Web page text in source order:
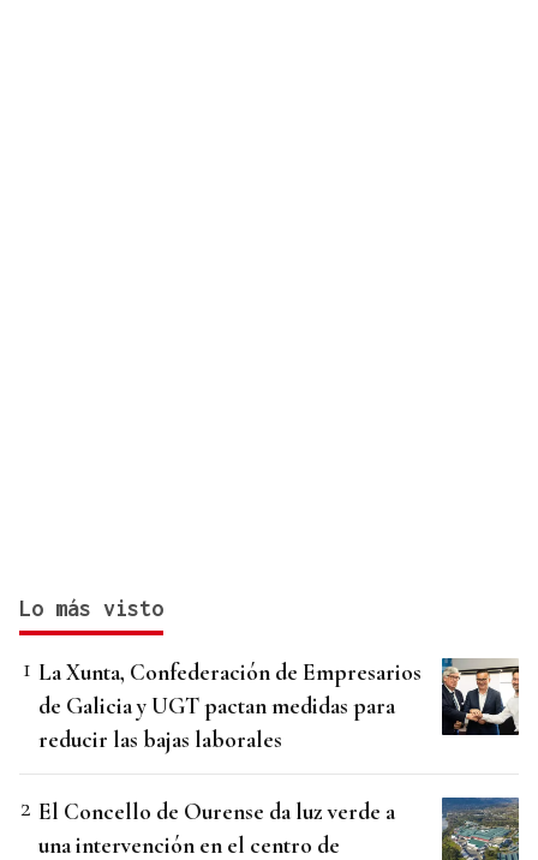
Lo más visto
La Xunta, Confederación de Empresarios
de Galicia y UGT pactan medidas para
reducir las bajas laborales
El Concello de Ourense da luz verde a
una intervención en el centro de